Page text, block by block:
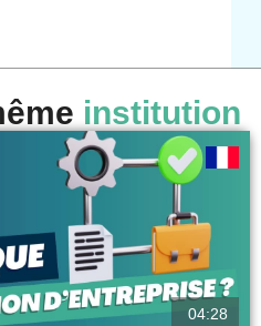
institution
04:28